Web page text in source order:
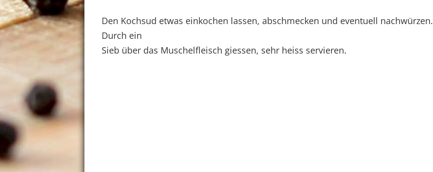
Den Kochsud etwas einkochen lassen, abschmecken und eventuell nachwürzen.
Durch ein
Sieb über das Muschelfleisch giessen, sehr heiss servieren.